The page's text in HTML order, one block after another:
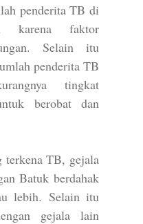
penderita TB di
karena faktor
Selain itu
penderita TB
tingkat
berobat dan
terkena TB, gejala
Batuk berdahak
lebih. Selain itu
gejala lain